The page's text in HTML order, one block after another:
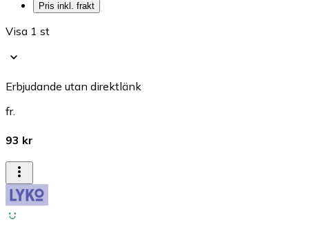
Pris inkl. frakt
Visa 1 st
Erbjudande utan direktlänk
fr.
93 kr